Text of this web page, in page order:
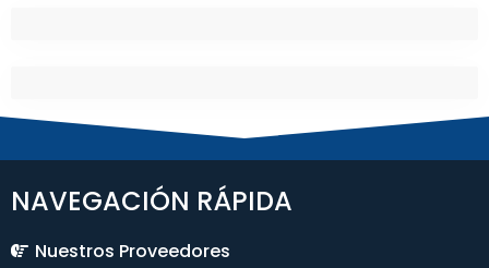
NAVEGACIÓN RÁPIDA
Nuestros Proveedores